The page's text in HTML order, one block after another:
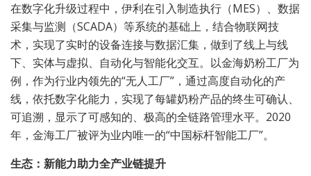
在数字化升级过程中，伊利在引入制造执行（MES）、数据
采集与监测（SCADA）等系统的基础上，结合物联网技
术，实现了实时的设备连接与数据汇集，做到了线上与线
下、实体与虚拟、自动化与智能化交互。以金海奶粉工厂为
例，作为行业内领先的“无人工厂”，通过高度自动化的产
线，依托数字化能力，实现了每罐奶粉产品的终生可确认、
可追溯，显示了可感知的、极高的全链路管理水平。2020
年，金海工厂被评为业内唯一的“中国标杆智能工厂”。
生态：新能力助力全产业链提升